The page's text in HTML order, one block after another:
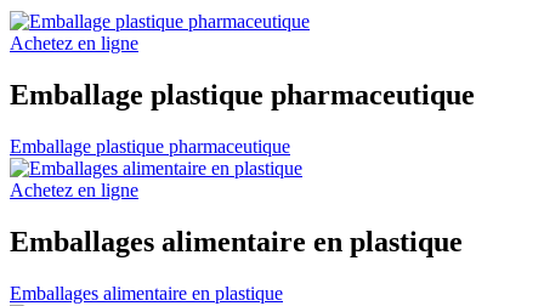
Achetez en ligne
Emballage plastique pharmaceutique
Emballage plastique pharmaceutique
Achetez en ligne
Emballages alimentaire en plastique
Emballages alimentaire en plastique